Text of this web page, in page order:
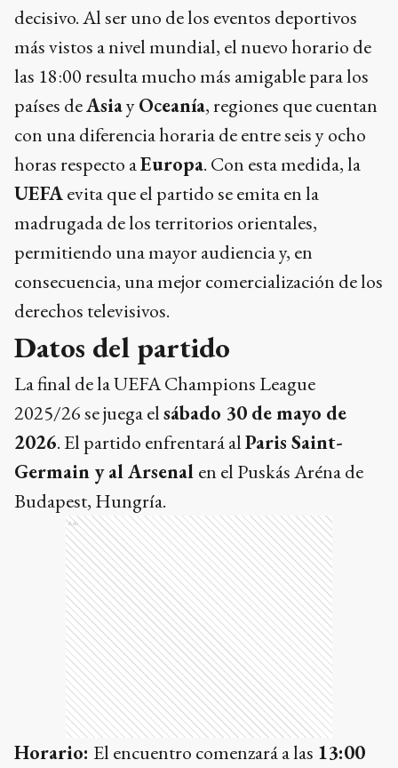
decisivo. Al ser uno de los eventos deportivos
más vistos a nivel mundial, el nuevo horario de
las 18:00 resulta mucho más amigable para los
países deAsiayOceanía, regiones que cuentan
con una diferencia horaria de entre seis y ocho
horas respecto aEuropa. Con esta medida, la
UEFAevita que el partido se emita en la
madrugada de los territorios orientales,
permitiendo una mayor audiencia y, en
consecuencia, una mejor comercialización de los
derechos televisivos.
Datos del partido
La final de la UEFA Champions League
2025/26 se juega elsábado 30 de mayo de
2026. El partido enfrentará alParis Saint-
Germain y al Arsenal en el Puskás Aréna de
Budapest, Hungría.
Ads
Horario: El encuentro comenzará a las 13:00